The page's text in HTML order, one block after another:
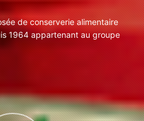
de conserverie alimentaire
1964 appartenant au groupe